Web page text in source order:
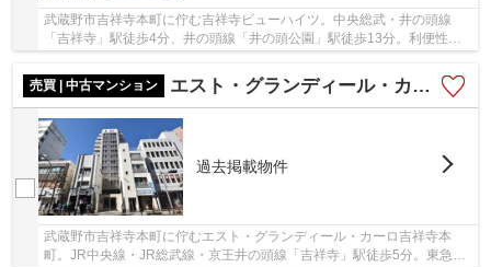
武蔵野市吉祥寺本町に佇む吉祥寺ビューハイツ。中央総武・井の頭線
「吉祥寺」駅徒歩4分、井の頭線「井の頭公園」駅徒歩13分。利便性と
売買 | 中古マンション
エスト・グランディール・カーロ吉祥寺本町
過去掲載物件
武蔵野市吉祥寺本町に佇むエスト・グランディール・カーロ吉祥寺本
町。JR中央線・JR総武線・京王井の頭線「吉祥寺」駅徒歩5分。東急百